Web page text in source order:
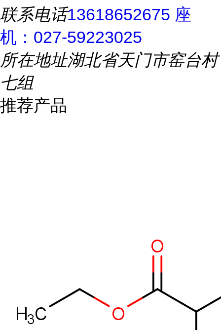
联系电话13618652675 座
机：027-59223025
所在地址湖北省天门市窑台村
七组
推荐产品